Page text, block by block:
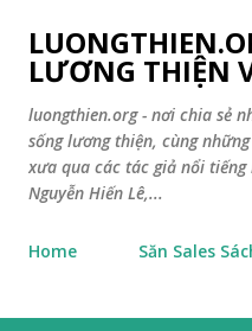
Chuyển
LƯƠNG THIỆN
luongthien.org - nơi chia sẻ
sống lương thiện, cùng
xưa qua các tác giả nổi
Nguyễn Hiến Lê,...
Home Săn Sales